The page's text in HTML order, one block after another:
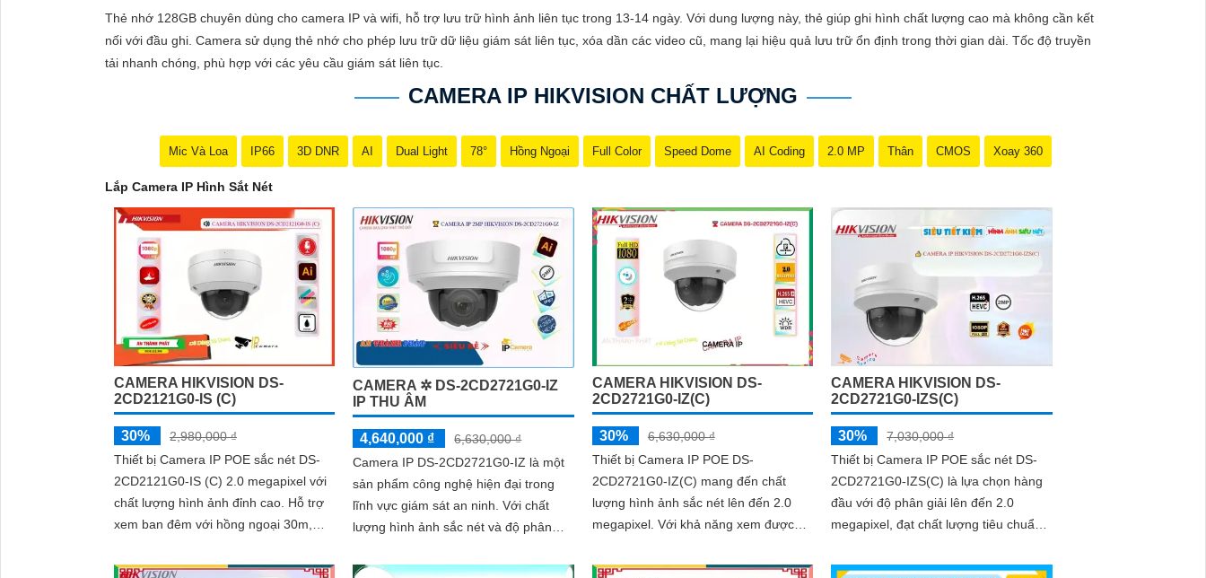
Chọn hệ thống lưu trữ đám mây hoặc thiết bị lưu trữ nội bộ: Lựa chọn hệ thống lưu trữ phù hợp để lưu trữ video từ camera IP. Đám mây hoặc máy chủ lưu trữ nội bộ đều
Lựa chọn nhà cung cấp uy tín và giá thành phù hợp: Lua chọn nhà cung cấp camera IP uy tín, cam kết chất lượng sản phẩm và dịch vụ hậu mãi tốt.
kỳ câu hỏi nào khác, vui lòng cho biết để được tư vấn chi tiết hơn.
Thẻ nhớ 128GB chuyên dùng cho camera IP và wifi, hỗ trợ lưu trữ hình ảnh liên tục trong 13-14 ngày. Với dung lượng này, thẻ giúp ghi hình chất lượng cao mà không cần kết
nối với đầu ghi. Camera sử dụng thẻ nhớ cho phép lưu trữ dữ liệu giám sát liên tục, xóa dần các video cũ, mang lại hiệu quả lưu trữ ổn định trong thời gian dài. Tốc độ truyền
tải nhanh chóng, phù hợp với các yêu cầu giám sát liên tục.
CAMERA IP HIKVISION CHẤT LƯỢNG
Mic Và Loa IP66 3D DNR AI Dual Light 78° Hồng Ngoại Full Color Speed Dome AI Coding 2.0 MP Thân CMOS Xoay 360
Lắp Camera IP Hình Sắt Nét
CAMERA HIKVISION DS-
2CD2121G0-IS (C)
30%
2,980,000 ₫
Thiết bị Camera IP POE sắc nét DS-
2CD2121G0-IS (C) 2.0 megapixel với
chất lượng hình ảnh đỉnh cao. Hỗ trợ
xem ban đêm với hồng ngoại 30m,
CAMERA ✲ DS-2CD2721G0-IZ
IP THU ÂM
4,640,000 ₫
6,630,000 ₫
Camera IP DS-2CD2721G0-IZ là một
sản phẩm công nghệ hiện đại trong
lĩnh vực giám sát an ninh. Với chất
lượng hình ảnh sắc nét và độ phân
cầu về việc giám sát và bảo vệ tại các
CAMERA HIKVISION DS-
2CD2721G0-IZ(C)
30%
6,630,000 ₫
Thiết bị Camera IP POE DS-
2CD2721G0-IZ(C) mang đến chất
lượng hình ảnh sắc nét lên đến 2.0
megapixel. Với khả năng xem được
nghệ IP POE tiên...
CAMERA HIKVISION DS-
2CD2721G0-IZS(C)
30%
7,030,000 ₫
Thiết bị Camera IP POE sắc nét DS-
2CD2721G0-IZS(C) là lựa chọn hàng
đầu với độ phân giải lên đến 2.0
megapixel, đạt chất lượng tiêu chuẩn
qua...